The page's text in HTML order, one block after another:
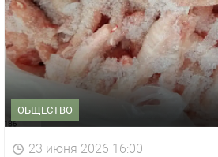
ОБЩЕСТВО
23 июня 2026 16:00